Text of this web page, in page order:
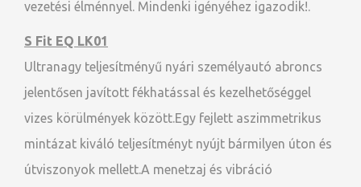
vezetési élménnyel. Mindenki igényéhez igazodik!.
S Fit EQ LK01
Ultranagy teljesítményű nyári személyautó abroncs
jelentősen javított fékhatással és kezelhetőséggel
vizes körülmények között.Egy fejlett aszimmetrikus
mintázat kiváló teljesítményt nyújt bármilyen úton és
útviszonyok mellett.A menetzaj és vibráció